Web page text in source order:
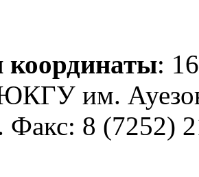
:
им.
Факс: 8 (7252)